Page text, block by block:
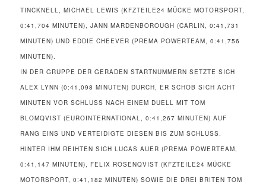
TINCKNELL, MICHAEL LEWIS (KFZTEILE24 MÜCKE MOTORSPORT,
0:41,704 MINUTEN), JANN MARDENBOROUGH (CARLIN, 0:41,731
MINUTEN) UND EDDIE CHEEVER (PREMA POWERTEAM, 0:41,756
MINUTEN).
IN DER GRUPPE DER GERADEN STARTNUMMERN SETZTE SICH
ALEX LYNN (0:41,098 MINUTEN) DURCH, ER SCHOB SICH ACHT
MINUTEN VOR SCHLUSS NACH EINEM DUELL MIT TOM
BLOMQVIST (EUROINTERNATIONAL, 0:41,267 MINUTEN) AUF
RANG EINS UND VERTEIDIGTE DIESEN BIS ZUM SCHLUSS.
HINTER IHM REIHTEN SICH LUCAS AUER (PREMA POWERTEAM,
0:41,147 MINUTEN), FELIX ROSENQVIST (KFZTEILE24 MÜCKE
MOTORSPORT, 0:41,182 MINUTEN) SOWIE DIE DREI BRITEN TOM